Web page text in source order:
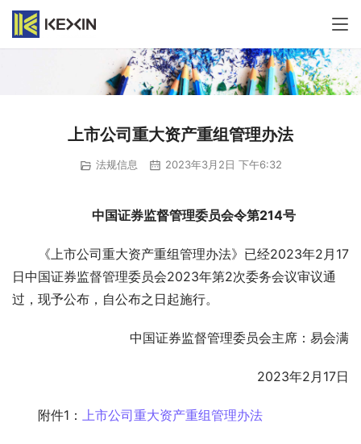
上市公司重大资产重组管理办法
法规信息 2023年3月2日 下午6:32
中国证券监督管理委员会令第214号
《上市公司重大资产重组管理办法》已经2023年2月17
日中国证券监督管理委员会2023年第2次委务会议审议通
过，现予公布，自公布之日起施行。
中国证券监督管理委员会主席：易会满
2023年2月17日
附件1： 上市公司重大资产重组管理办法